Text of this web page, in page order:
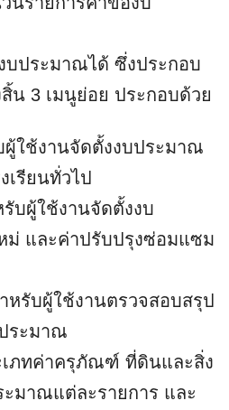
บประมาณได้ ซึ่งประกอบ
น 3 เมนูย่อย ประกอบด้วย
ใช้งานจัดตั้งงบประมาณ
รียนทั่วไป
รับผู้ใช้งานจัดตั้งงบ
ม่ และค่าปรับปรุงซ่อมแซม
หรับผู้ใช้งานตรวจสอบสรุป
ระมาณ
ภทค่าครุภัณฑ์ ที่ดินและสิ่ง
มาณแต่ละรายการ และ